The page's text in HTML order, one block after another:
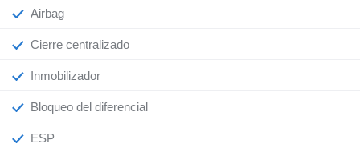
Airbag
Cierre centralizado
Inmobilizador
Bloqueo del diferencial
ESP